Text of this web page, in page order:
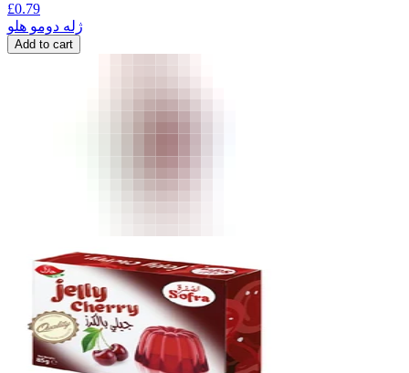
£0.79
ژله دومو هلو
Add to cart